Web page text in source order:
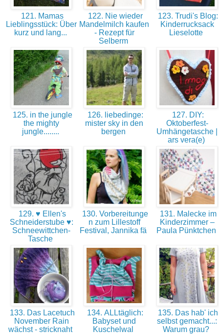
121. Mamas
Lieblingsstück: Über
kurz und lang...
122. Nie wieder
Mandelmilch kaufen
- Rezept für
Selberm
123. Trudi's Blog:
Kinderrucksack
Lieselotte
125. in the jungle
the mighty
jungle........
126. liebedinge:
mister sky in den
bergen
127. DIY:
Oktoberfest-
Umhängetasche |
ars vera(e)
129. ♥ Ellen's
Schneiderstube ♥:
Schneewittchen-
Tasche
130. Vorbereitunge
n zum Lillestoff
Festival, Jannika fä
131. Malecke im
Kinderzimmer –
Paula Pünktchen
133. Das Lacetuch
November Rain
wächst - stricknaht
134. ALLtäglich:
Babyset und
Kuschelwal
135. Das hab' ich
selbst gemacht...:
Warum grau?